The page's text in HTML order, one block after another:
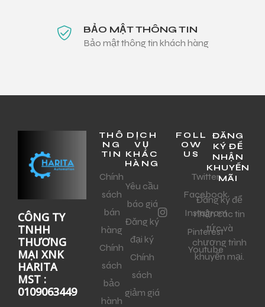
BẢO MẬT THÔNG TIN
Bảo mật thông tin khách hàng
CÔNG TY
TNHH
THƯƠNG
MẠI XNK
HARITA
MST :
0109063449
THÔ
NG
TIN
Chính
sách
bán
hàng
Chính
sách
bảo
hành
DỊCH
VỤ
KHÁC
HÀNG
Yêu cầu
báo giá
Đăng ký
đại ký
Chính
sách
giảm giá
FOLL
OW
US
Twitter
Facebook
Instagram
Pinterest
Youtube
ĐĂNG
KÝ ĐỂ
NHẬN
KHUYẾN
MÃI
Đăng ký để
nhận các tin
tức và
chương trình
khuyến mại.